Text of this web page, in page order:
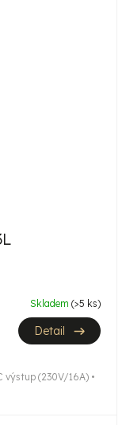
Skladem (>5 ks)
Detail
výstup (230V/16A) •